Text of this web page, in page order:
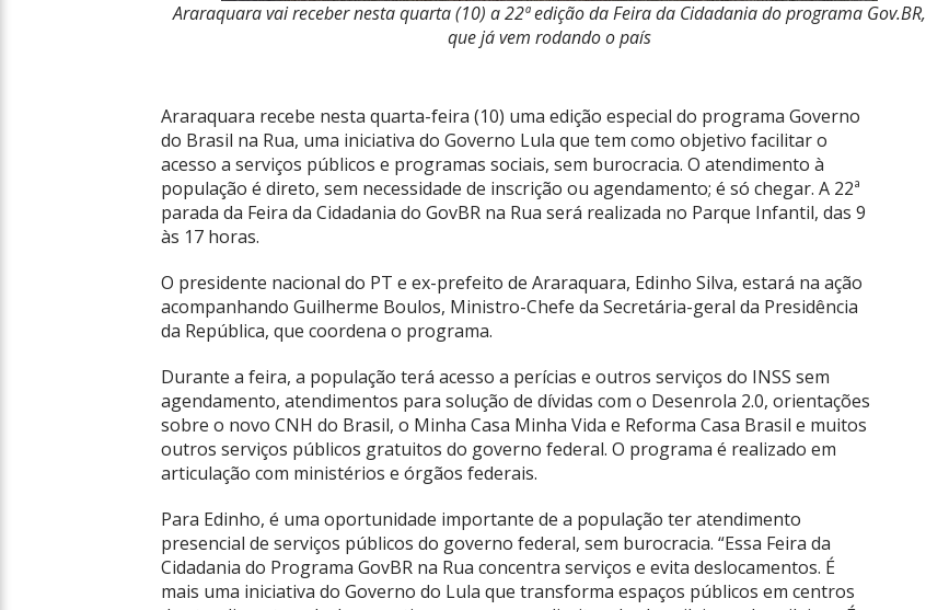
Araraquara vai receber nesta quarta (10) a 22ª edição da Feira da Cidadania do programa Gov.BR,
que já vem rodando o país
Araraquara recebe nesta quarta-feira (10) uma edição especial do programa Governo
do Brasil na Rua, uma iniciativa do Governo Lula que tem como objetivo facilitar o
acesso a serviços públicos e programas sociais, sem burocracia. O atendimento à
população é direto, sem necessidade de inscrição ou agendamento; é só chegar. A 22ª
parada da Feira da Cidadania do GovBR na Rua será realizada no Parque Infantil, das 9
às 17 horas.
O presidente nacional do PT e ex-prefeito de Araraquara, Edinho Silva, estará na ação
acompanhando Guilherme Boulos, Ministro-Chefe da Secretária-geral da Presidência
da República, que coordena o programa.
Durante a feira, a população terá acesso a perícias e outros serviços do INSS sem
agendamento, atendimentos para solução de dívidas com o Desenrola 2.0, orientações
sobre o novo CNH do Brasil, o Minha Casa Minha Vida e Reforma Casa Brasil e muitos
outros serviços públicos gratuitos do governo federal. O programa é realizado em
articulação com ministérios e órgãos federais.
Para Edinho, é uma oportunidade importante de a população ter atendimento
presencial de serviços públicos do governo federal, sem burocracia. “Essa Feira da
Cidadania do Programa GovBR na Rua concentra serviços e evita deslocamentos. É
mais uma iniciativa do Governo do Lula que transforma espaços públicos em centros